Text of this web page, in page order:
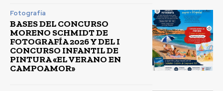
Fotografía
BASES DEL CONCURSO
MORENO SCHMIDT DE
FOTOGRAFÍA 2026 Y DEL I
CONCURSO INFANTIL DE
PINTURA «EL VERANO EN
CAMPOAMOR»